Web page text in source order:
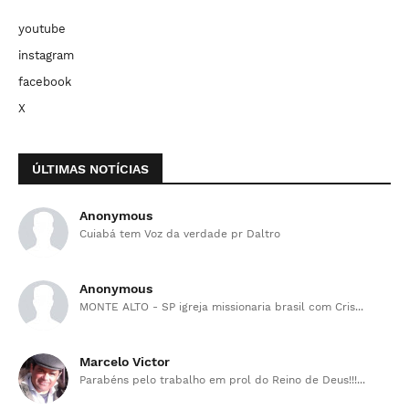
youtube
instagram
facebook
X
ÚLTIMAS NOTÍCIAS
Anonymous
Cuiabá tem Voz da verdade pr Daltro
Anonymous
MONTE ALTO - SP igreja missionaria brasil com Cris...
Marcelo Victor
Parabéns pelo trabalho em prol do Reino de Deus!!!...